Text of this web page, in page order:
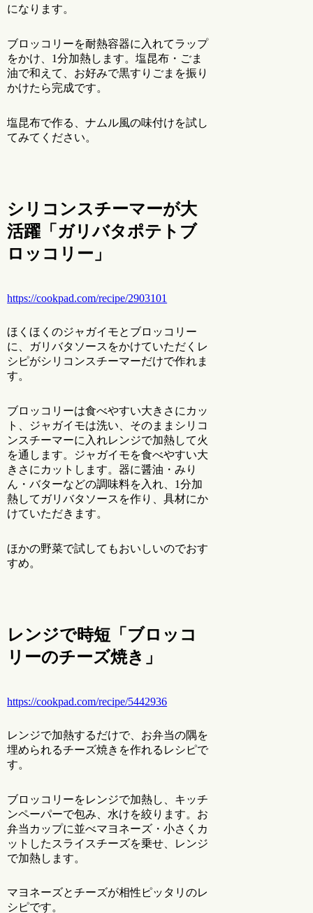
になります。
ブロッコリーを耐熱容器に入れてラップ
をかけ、1分加熱します。塩昆布・ごま
油で和えて、お好みで黒すりごまを振り
かけたら完成です。
塩昆布で作る、ナムル風の味付けを試し
てみてください。
シリコンスチーマーが大
活躍「ガリバタポテトブ
ロッコリー」
https://cookpad.com/recipe/2903101
ほくほくのジャガイモとブロッコリー
に、ガリバタソースをかけていただくレ
シピがシリコンスチーマーだけで作れま
す。
ブロッコリーは食べやすい大きさにカッ
ト、ジャガイモは洗い、そのままシリコ
ンスチーマーに入れレンジで加熱して火
を通します。ジャガイモを食べやすい大
きさにカットします。器に醤油・みり
ん・バターなどの調味料を入れ、1分加
熱してガリバタソースを作り、具材にか
けていただきます。
ほかの野菜で試してもおいしいのでおす
すめ。
レンジで時短「ブロッコ
リーのチーズ焼き」
https://cookpad.com/recipe/5442936
レンジで加熱するだけで、お弁当の隅を
埋められるチーズ焼きを作れるレシピで
す。
ブロッコリーをレンジで加熱し、キッチ
ンペーパーで包み、水けを絞ります。お
弁当カップに並べマヨネーズ・小さくカ
ットしたスライスチーズを乗せ、レンジ
で加熱します。
マヨネーズとチーズが相性ピッタリのレ
シピです。